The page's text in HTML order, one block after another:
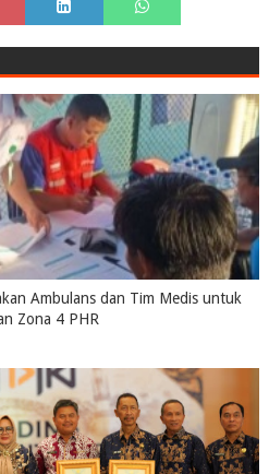
Ambulans dan Tim Medis untuk
Zona 4 PHR